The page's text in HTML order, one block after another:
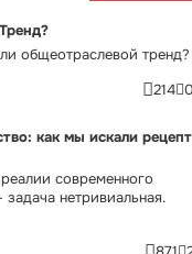
общеотраслевой тренд?
214
как мы искали рецепт
современного
нетривиальная.